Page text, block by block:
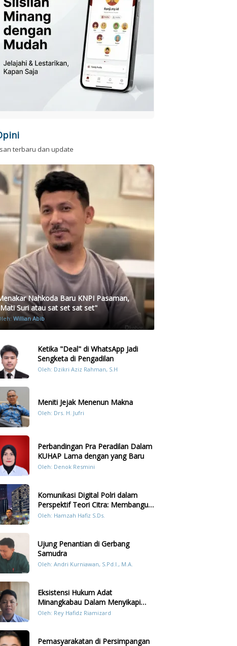
terbaru dan update
Nahkoda Baru KNPI Pasaman,
Suri atau sat set sat set"
Willian Abib
Ketika "Deal" di WhatsApp Jadi
Sengketa di Pengadilan
Oleh: Dzikri Aziz Rahman, S.H
Meniti Jejak Menenun Makna
Oleh: Drs. H. Jufri
Perbandingan Pra Peradilan Dalam
KUHAP Lama dengan yang Baru
Oleh: Denok Resmini
Komunikasi Digital Polri dalam
Perspektif Teori Citra: Membangun
Kepercayaan Publik Melalui Konten
Oleh: Hamzah Hafiz S.Ds.
Ujung Penantian di Gerbang
Samudra
Oleh: Andri Kurniawan, S.Pd.I., M.A.
Eksistensi Hukum Adat
Minangkabau Dalam Menyikapi
Prilaku LGBT Analisis Perbandingan
Oleh: Rey Hafidz Riamizard
Pemasyarakatan di Persimpangan